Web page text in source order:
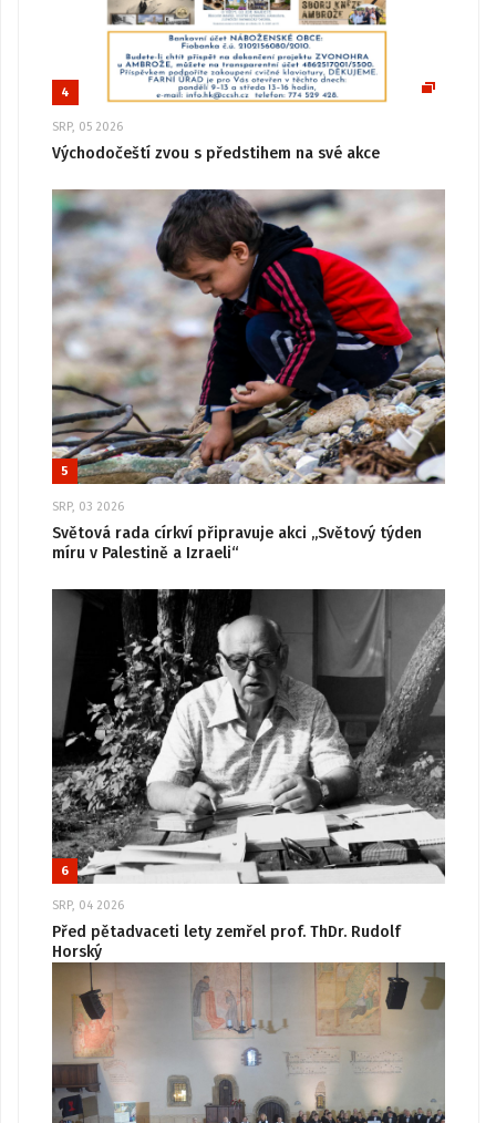
4
SRP, 05 2026
Východočeští zvou s předstihem na své akce
5
SRP, 03 2026
Světová rada církví připravuje akci „Světový týden
míru v Palestině a Izraeli“
6
SRP, 04 2026
Před pětadvaceti lety zemřel prof. ThDr. Rudolf
Horský